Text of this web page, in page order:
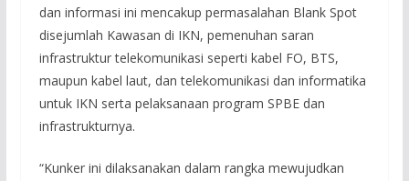
dan informasi ini mencakup permasalahan Blank Spot
disejumlah Kawasan di IKN, pemenuhan saran
infrastruktur telekomunikasi seperti kabel FO, BTS,
maupun kabel laut, dan telekomunikasi dan informatika
untuk IKN serta pelaksanaan program SPBE dan
infrastrukturnya.
“Kunker ini dilaksanakan dalam rangka mewujudkan